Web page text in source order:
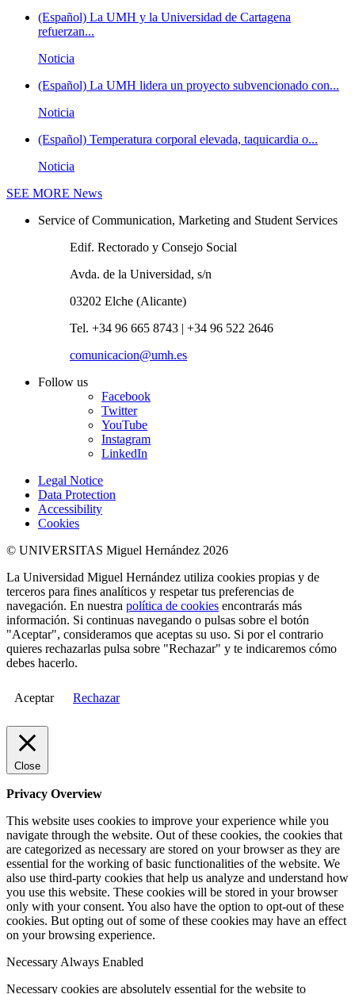
(Español) La UMH y la Universidad de Cartagena
refuerzan...
Noticia
(Español) La UMH lidera un proyecto subvencionado con...
Noticia
(Español) Temperatura corporal elevada, taquicardia o...
Noticia
SEE MORE News
Service of Communication, Marketing and Student Services
Edif. Rectorado y Consejo Social
Avda. de la Universidad, s/n
03202 Elche (Alicante)
Tel. +34 96 665 8743 | +34 96 522 2646
comunicacion@umh.es
Follow us
Facebook
Twitter
YouTube
Instagram
LinkedIn
Legal Notice
Data Protection
Accessibility
Cookies
© UNIVERSITAS Miguel Hernández 2026
La Universidad Miguel Hernández utiliza cookies propias y de
terceros para fines analíticos y respetar tus preferencias de
navegación. En nuestra política de cookies encontrarás más
información. Si continuas navegando o pulsas sobre el botón
"Aceptar", consideramos que aceptas su uso. Si por el contrario
quieres rechazarlas pulsa sobre "Rechazar" y te indicaremos cómo
debes hacerlo.
Aceptar Rechazar
Close
Privacy Overview
This website uses cookies to improve your experience while you
navigate through the website. Out of these cookies, the cookies that
are categorized as necessary are stored on your browser as they are
essential for the working of basic functionalities of the website. We
also use third-party cookies that help us analyze and understand how
you use this website. These cookies will be stored in your browser
only with your consent. You also have the option to opt-out of these
cookies. But opting out of some of these cookies may have an effect
on your browsing experience.
NecessaryAlways Enabled
Necessary cookies are absolutely essential for the website to